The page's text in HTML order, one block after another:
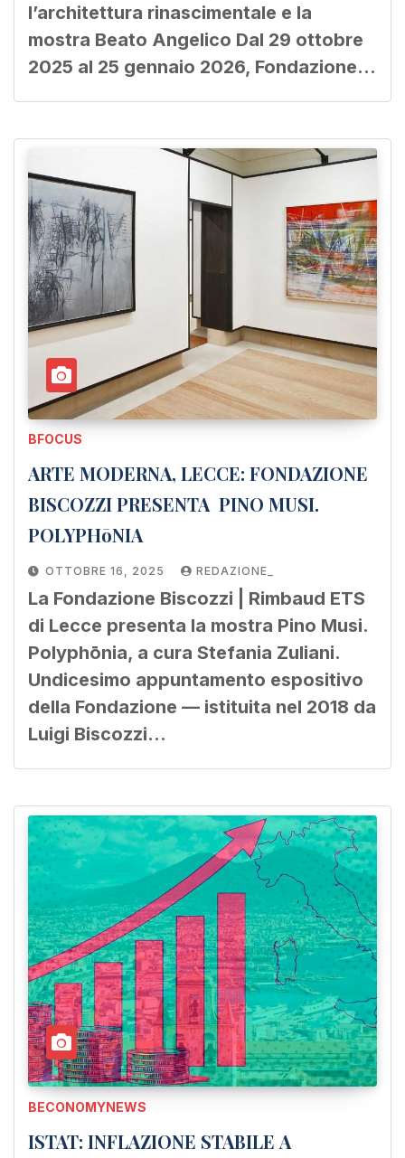
l’architettura rinascimentale e la
mostra Beato Angelico Dal 29 ottobre
2025 al 25 gennaio 2026, Fondazione…
BFOCUS
ARTE MODERNA, LECCE: FONDAZIONE
BISCOZZI PRESENTA PINO MUSI.
POLYPHōNIA
OTTOBRE 16, 2025 REDAZIONE_
La Fondazione Biscozzi | Rimbaud ETS
di Lecce presenta la mostra Pino Musi.
Polyphōnia, a cura Stefania Zuliani.
Undicesimo appuntamento espositivo
della Fondazione — istituita nel 2018 da
Luigi Biscozzi…
BECONOMYNEWS
ISTAT: INFLAZIONE STABILE A